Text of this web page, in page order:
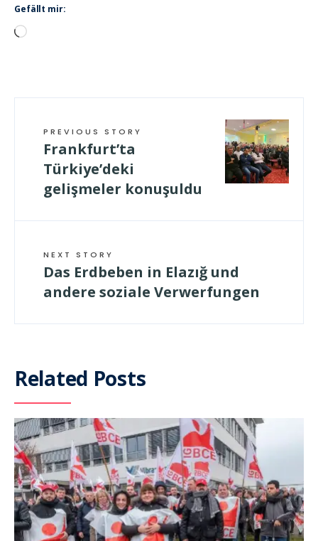
Gefällt mir:
Wird
PREVIOUS STORY
Frankfurt’ta
Türkiye’deki
gelişmeler konuşuldu
NEXT STORY
Das Erdbeben in Elazığ und
andere soziale Verwerfungen
Related Posts